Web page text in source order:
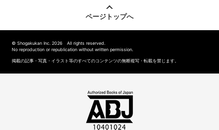
ページトップへ
© Shogakukan Inc. 2026 All rights reserved.
No reproduction or republication without written permission.
掲載の記事・写真・イラスト等のすべてのコンテンツの無断複写・転載を禁じます。